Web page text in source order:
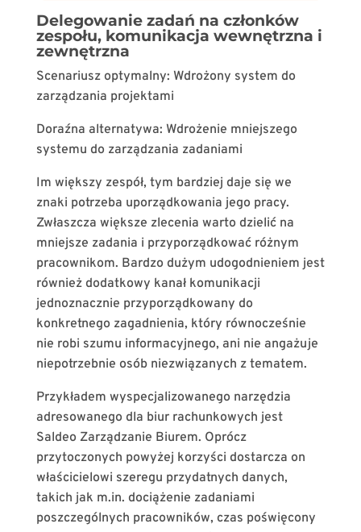
Delegowanie zadań na członków
zespołu, komunikacja wewnętrzna i
zewnętrzna
Scenariusz optymalny: Wdrożony system do
zarządzania projektami
Doraźna alternatywa: Wdrożenie mniejszego
systemu do zarządzania zadaniami
Im większy zespół, tym bardziej daje się we
znaki potrzeba uporządkowania jego pracy.
Zwłaszcza większe zlecenia warto dzielić na
mniejsze zadania i przyporządkować różnym
pracownikom. Bardzo dużym udogodnieniem jest
również dodatkowy kanał komunikacji
jednoznacznie przyporządkowany do
konkretnego zagadnienia, który równocześnie
nie robi szumu informacyjnego, ani nie angażuje
niepotrzebnie osób niezwiązanych z tematem.
Przykładem wyspecjalizowanego narzędzia
adresowanego dla biur rachunkowych jest
Saldeo Zarządzanie Biurem. Oprócz
przytoczonych powyżej korzyści dostarcza on
właścicielowi szeregu przydatnych danych,
takich jak m.in. dociążenie zadaniami
poszczególnych pracowników, czas poświęcony